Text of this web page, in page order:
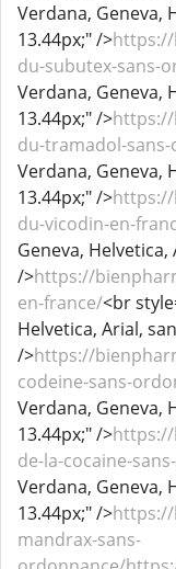
Verdana, Geneva,
13.44px;" />
du-subutex-sans-
Verdana, Geneva,
13.44px;" />
du-tramadol-
Verdana, Geneva,
13.44px;" />
du-vicodin-en-
Geneva,
/>https://
en-france/<br
Helvetica, Arial,
/>https://
codeine-sans-
Verdana, Geneva,
13.44px;" />
de-la-cocaine-
Verdana, Geneva,
13.44px;" />
mandrax-sans-